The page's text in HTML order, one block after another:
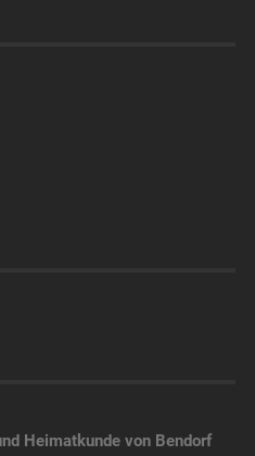
Heimatkunde von Bendorf